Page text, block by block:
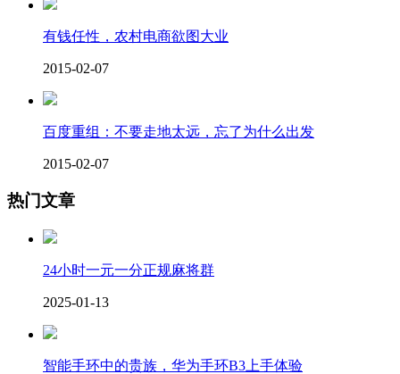
有钱任性，农村电商欲图大业
2015-02-07
百度重组：不要走地太远，忘了为什么出发
2015-02-07
热门文章
24小时一元一分正规麻将群
2025-01-13
智能手环中的贵族，华为手环B3上手体验